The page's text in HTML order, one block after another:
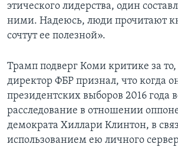
этического лидерства, один
ними. Надеюсь, люди прочитают
сочтут ее полезной».
Трамп подверг Коми критике за
директор ФБР признал, что когда
президентских выборов 2016 года
расследование в отношении
демократа Хиллари Клинтон, в
использованием ею личного